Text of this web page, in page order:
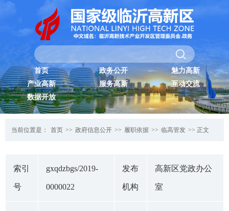
首页 政务公开
魅力高新
产业高新
服务高新
互动交流
数据开放
当前位置是： 首页 >> 政府信息公开 >> 履职依据 >> 临高管发 >> 正文
索引
号
gxqdzbgs/2019-
0000022
发布
机构
高新区党政办公
室